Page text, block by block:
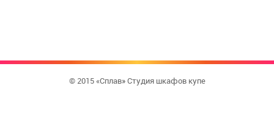
© 2015 «Сплав» Студия шкафов купе